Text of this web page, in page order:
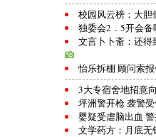
校园风云榜：大胆
独委会2．5开会
文言卜卜斋：还
怡乐拆棚 顾问索
3大专宿舍地招意
坪洲警开枪 袭警
婴疑受虐脑出血
文学药方：月底无